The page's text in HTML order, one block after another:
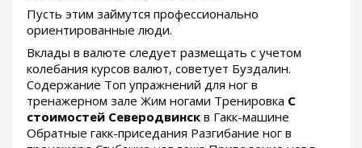
Пусть этим займутся профессионально
ориентированные люди.
Вклады в валюте следует размещать с учетом
колебания курсов валют, советует Буздалин.
Содержание Топ упражнений для ног в
тренажерном зале Жим ногами Тренировка C
стоимостей Северодвинск в Гакк-машине
Обратные гакк-приседания Разгибание ног в